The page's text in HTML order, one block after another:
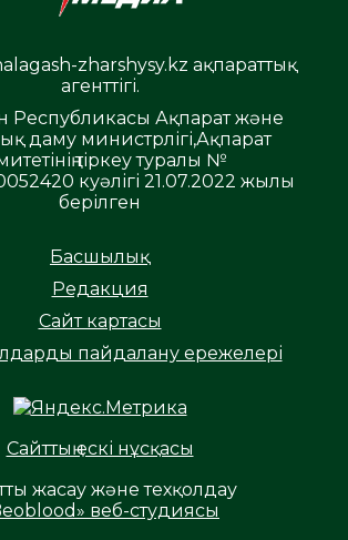
zharshysy.kz ақпараттық
агенттігі.
Республикасы Ақпарат және
даму министрлігі,Ақпарат
тіркеу туралы №
куәлігі 21.07.2022 жылы
берілген
Басшылық
Редакция
Сайт картасы
пайдалану ережелері
Сайттың ескі нұсқасы
жасау және техқолдау
веб-студиясы